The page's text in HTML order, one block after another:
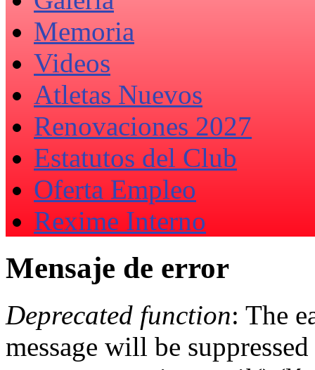
Memoria
Videos
Atletas Nuevos
Renovaciones 2027
Estatutos del Club
Oferta Empleo
Rexime Interno
Mensaje de error
Deprecated function: The
message will be